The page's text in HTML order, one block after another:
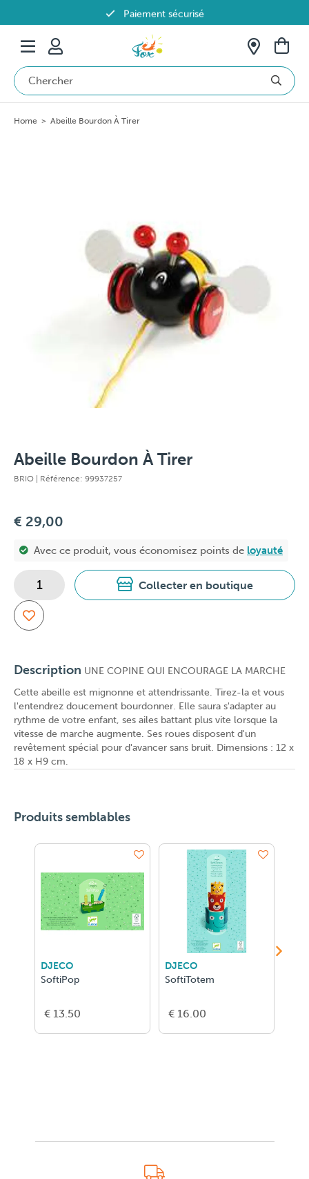
Paiement sécurisé
Livraison offerte dès 69€ en Belgique
Home > Abeille Bourdon À Tirer
Abeille Bourdon À Tirer
BRIO | Référence: 99937257
€ 29,00
Avec ce produit, vous économisez points de loyauté
Collecter en boutique
Description UNE COPINE QUI ENCOURAGE LA MARCHE
Cette abeille est mignonne et attendrissante. Tirez-la et vous
l'entendrez doucement bourdonner. Elle saura s'adapter au
rythme de votre enfant, ses ailes battant plus vite lorsque la
vitesse de marche augmente. Ses roues disposent d'un
revêtement spécial pour d'avancer sans bruit. Dimensions : 12 x
18 x H9 cm.
Produits semblables
DJECO
SoftiPop
€ 13.50
DJECO
SoftiTotem
€ 16.00